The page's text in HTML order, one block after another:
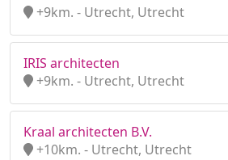
+9km. - Utrecht, Utrecht
IRIS architecten
+9km. - Utrecht, Utrecht
Kraal architecten B.V.
+10km. - Utrecht, Utrecht